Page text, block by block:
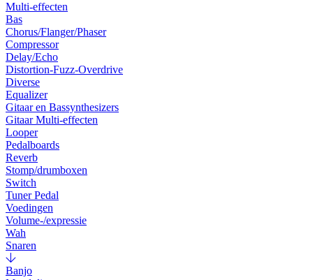
Multi-effecten
Bas
Chorus/Flanger/Phaser
Compressor
Delay/Echo
Distortion-Fuzz-Overdrive
Diverse
Equalizer
Gitaar en Bassynthesizers
Gitaar Multi-effecten
Looper
Pedalboards
Reverb
Stomp/drumboxen
Switch
Tuner Pedal
Voedingen
Volume-/expressie
Wah
Snaren
Banjo